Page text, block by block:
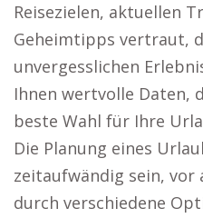
Reisezielen, aktuellen
Geheimtipps vertraut,
unvergesslichen
Ihnen wertvolle Daten,
beste Wahl für Ihre
Die Planung eines
zeitaufwändig sein, vor
durch verschiedene